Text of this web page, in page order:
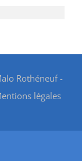
Rothéneuf -
légales